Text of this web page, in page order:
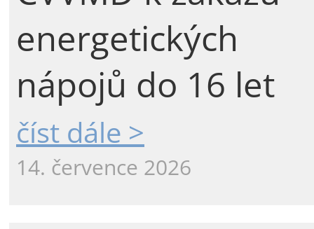
energetických
nápojů do 16 let
číst dále >
14. července 2026